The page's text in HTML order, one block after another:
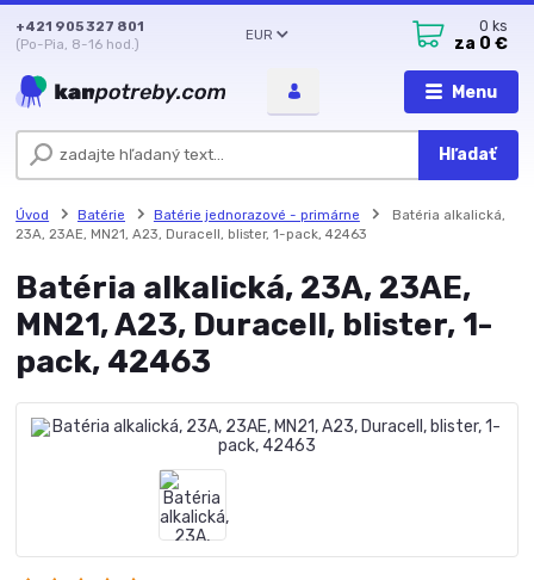
Menu
EUR
Hľadať
+421 905 327 801
(Po-Pia, 8-16 hod.)
0 ks
za 0 €
Úvod Batérie Batérie jednorazové - primárne
Batéria alkalická,
23A, 23AE, MN21, A23, Duracell, blister, 1-pack, 42463
Batéria alkalická, 23A, 23AE,
MN21, A23, Duracell, blister, 1-
pack, 42463